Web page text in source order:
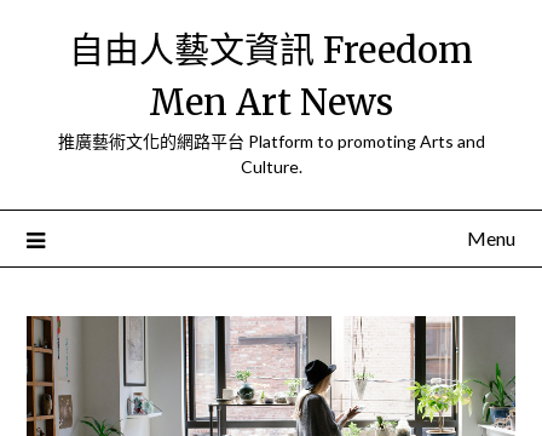
自由人藝文資訊 Freedom
Men Art News
推廣藝術文化的網路平台 Platform to promoting Arts and
Culture.
Menu